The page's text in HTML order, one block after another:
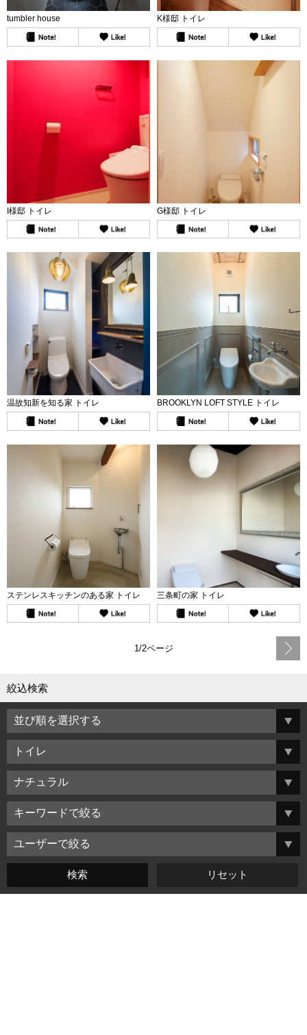
tumbler house K様邸 トイレ
I様邸 トイレ G様邸 トイレ
温故知新を知る家 トイレ BROOKLYN LOFT STYLE トイレ
ステンレスキッチンのある家 トイレ 三条町の家 トイレ
1/2ページ
絞込検索